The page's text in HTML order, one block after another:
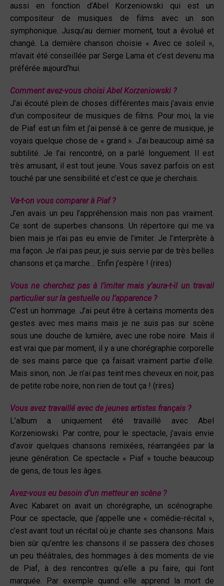
aussi en fonction d’Abel Korzeniowski qui est un
compositeur de musiques de films avec un son
symphonique. Jusqu’au dernier moment, tout a évolué et
changé. La dernière chanson choisie « Avec ce soleil »,
m’avait été conseillée par Serge Lama et c’est devenu ma
préférée aujourd’hui.
Comment avez-vous choisi Abel Korzeniowski ?
J’ai écouté plein de choses différentes mais j’avais envie
d’un compositeur de musiques de films. Pour moi, la vie
de Piaf est un film et j’ai pensé à ce genre de musique, je
voyais quelque chose de « grand ». J’ai beaucoup aimé sa
subtilité. Je l’ai rencontré, on a parlé longuement. Il est
très amusant, il est tout jeune. Vous savez parfois on est
touché par une sensibilité et c’est ce que je cherchais.
Va-t-on vous comparer à Piaf ?
J’en avais un peu l’appréhension mais non pas vraiment.
Ce sont de superbes chansons. Un répertoire qui me va
bien mais je n’ai pas eu envie de l’imiter. Je l’interprète à
ma façon. Je n’ai pas peur, je suis servie par de très belles
chansons et ça marche… Enfin j’espère ! (rires)
Vous ne cherchez pas à l’imiter mais y’aura-t-il un travail
particulier sur la gestuelle ou l’apparence ?
C’est un hommage. J’ai peut être à certains moments des
gestes avec mes mains mais je ne suis pas sur scène
sous une douche de lumière, avec une robe noire. Mais il
est vrai que par moment, il y a une chorégraphie corporelle
de ses mains parce que ça faisait vraiment partie d’elle.
Mais sinon, non. Je n’ai pas teint mes cheveux en noir, pas
de petite robe noire, non rien de tout ça ! (rires)
Vous avez travaillé avec de jeunes artistes français ?
L’album a uniquement été travaillé avec Abel
Korzeniowski. Par contre, pour le spectacle, j’avais envie
d’avoir quelques chansons remixées, réarrangées par la
jeune génération. Ce spectacle « Piaf » touche beaucoup
de gens, de tous les âges.
Avez-vous eu besoin d’un metteur en scène ?
Avec Kabaret on avait un chorégraphe, un scénographe.
Pour ce spectacle, que j’appelle une « comédie-récital »,
c’est avant tout un récital où je chante ses chansons. Mais
bien sûr qu’entre les chansons il se passera des choses
un peu théâtrales, des hommages à des moments de vie
de Piaf, à des rencontres qu’elle a pu faire, qui l’ont
marquée. Par exemple quand elle apprend la mort de